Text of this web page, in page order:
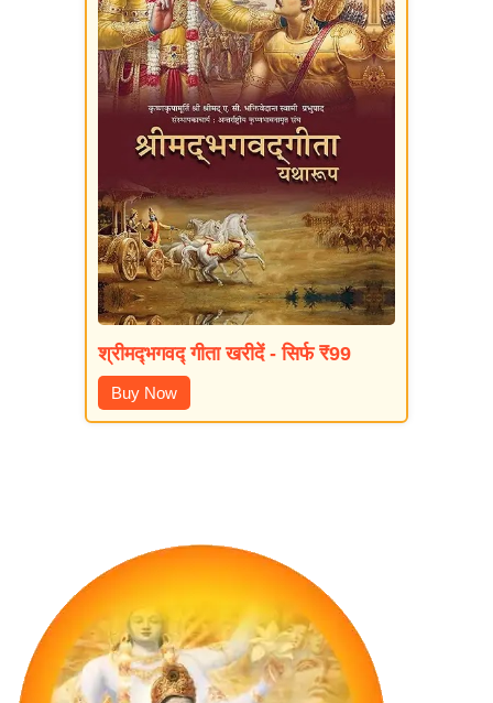
श्रीमद्‍भगवद्‍ गीता खरीदें - सिर्फ ₹99
Buy Now